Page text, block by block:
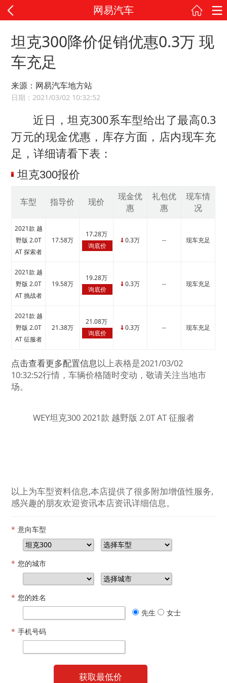
网易汽车
坦克300降价促销优惠0.3万 现
车充足
来源：网易汽车地方站
日期：2021/03/02 10:32:52
近日，坦克300系车型给出了最高0.3
万元的现金优惠，库存方面，店内现车充
足，详细请看下表：
坦克300报价
车型 指导价 现价
现金优
惠
礼包优
惠
现车情
况
2021款 越
野版 2.0T
AT 探索者
17.58万
17.28万
询底价
↓ 0.3万 -- 现车充足
2021款 越
野版 2.0T
AT 挑战者
19.58万
19.28万
询底价
↓ 0.3万 -- 现车充足
2021款 越
野版 2.0T
AT 征服者
21.38万
21.08万
询底价
↓ 0.3万 -- 现车充足
点击查看更多配置信息以上表格是2021/03/02
10:32:52行情，车辆价格随时变动，敬请关注当地市
场。
WEY坦克300 2021款 越野版 2.0T AT 征服者
以上为车型资料信息,本店提供了很多附加增值性服务,
感兴趣的朋友欢迎资讯本店资讯详细信息。
* 意向车型
* 您的城市
* 您的姓名
先生
女士
* 手机号码
获取最低价